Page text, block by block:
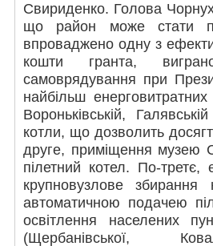
Свириденко. Голова
що район може стати
впроваджено одну з
кошти гранта,
самоврядування при
найбільш
Вороньківській,
котли, що дозволить
друге, приміщення музею
пілетний котел. По-
крупновузлове збирання
автоматичною подачею
освітлення населених
(Щербанівської,